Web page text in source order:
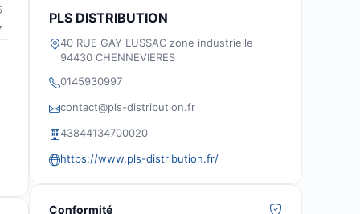
PLS DISTRIBUTION
40 RUE GAY LUSSAC zone industrielle
94430 CHENNEVIERES
0145930997
contact@pls-distribution.fr
43844134700020
https://www.pls-distribution.fr/
Conformité